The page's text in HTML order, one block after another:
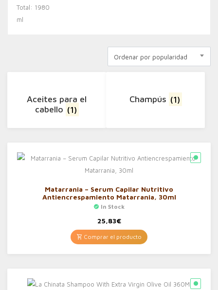
Ordenar por popularidad
Aceites para el
cabello (1)
Champús (1)
Matarrania – Serum Capilar Nutritivo
Antiencrespamiento Matarrania, 30ml
In Stock
25,83€
Comprar el producto